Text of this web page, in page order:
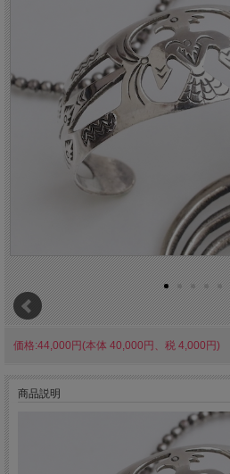
価格:44,000円(本体 40,000円、税 4,000円)
商品説明